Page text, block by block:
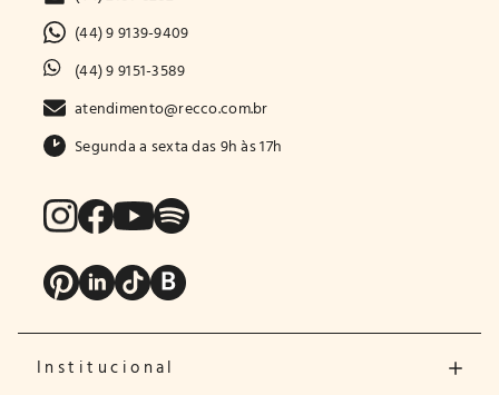
(44) 9 9139-9409
(44) 9 9151-3589
atendimento@recco.com.br
Segunda a sexta das 9h às 17h
Institucional